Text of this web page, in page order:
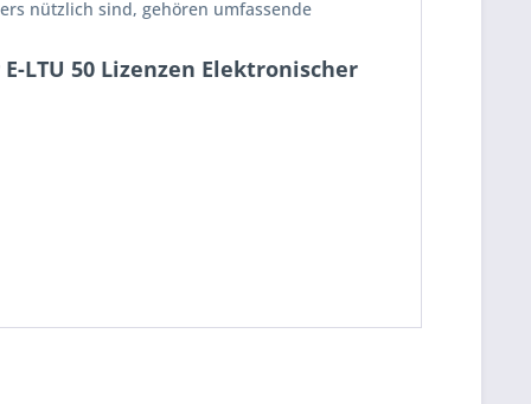
nützlich sind, gehören umfassende
LTU 50 Lizenzen Elektronischer